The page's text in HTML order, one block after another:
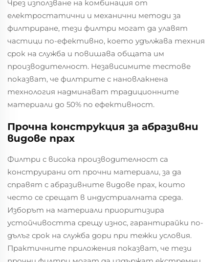
Чрез използване на комбинация от
електростатични и механични методи за
филтриране, тези филтри могат да улавят
частици по-ефективно, което удължава техния
срок на служба и повишава общата им
производителност. Независимите тестове
показват, че филтрите с нановлакнена
технология надминават традиционните
материали до 50% по ефективност.
Прочна конструкция за абразивни
видове прах
Филтри с висока производителност са
конструирани от прочни материали, за да
справят с абразивните видове прах, които
често се срещат в индустриалната среда.
Изборът на материали приоритизира
устойчивостта срещу износ, гарантирайки по-
дълъг срок на служба дори при тежки условия.
Практичните приложения показват, че тези